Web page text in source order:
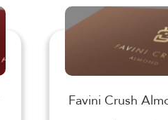
Favini Crush